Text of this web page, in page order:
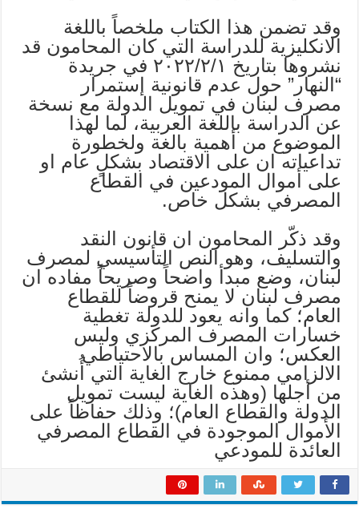
وقد تضمن هذا الكتاب ملخصاً باللغة
الانكليزية للدراسة التي كان المحامون قد
نشروها بتاريخ ٢٠٢٢/٢/١ في جريدة
“النهار” حول عدم قانونية إستمرار
مصرف لبنان في تمويل الدولة مع نسخة
عن الدراسة باللغة العربية، لما لهذا
الموضوع من أهمية بالغة ولخطورة
تداعياته ان على الاقتصاد بشكلٍ عام او
على أموال المودعين في القطاع
المصرفي بشكل خاص.
وقد ذكّر المحامون ان قانون النقد
والتسليف، وهو النص التأسيسي لمصرف
لبنان، وضع مبدأ واضحاً وصريحاً مفاده ان
مصرف لبنان لا يمنح قروضاً للقطاع
العام؛ كما وانه يعود للدولة تغطية
خسارات المصرف المركزي وليس
العكس؛ وان المساس بالاحتياطي
الالزامي ممنوع خارج الغاية التي أُنشئ
من أجلها (وهذه الغاية ليست تمويل
الدولة والقطاع العام)؛ وذلك حفاظاً على
الأموال الموجودة في القطاع المصرفي
العائدة للمودعي